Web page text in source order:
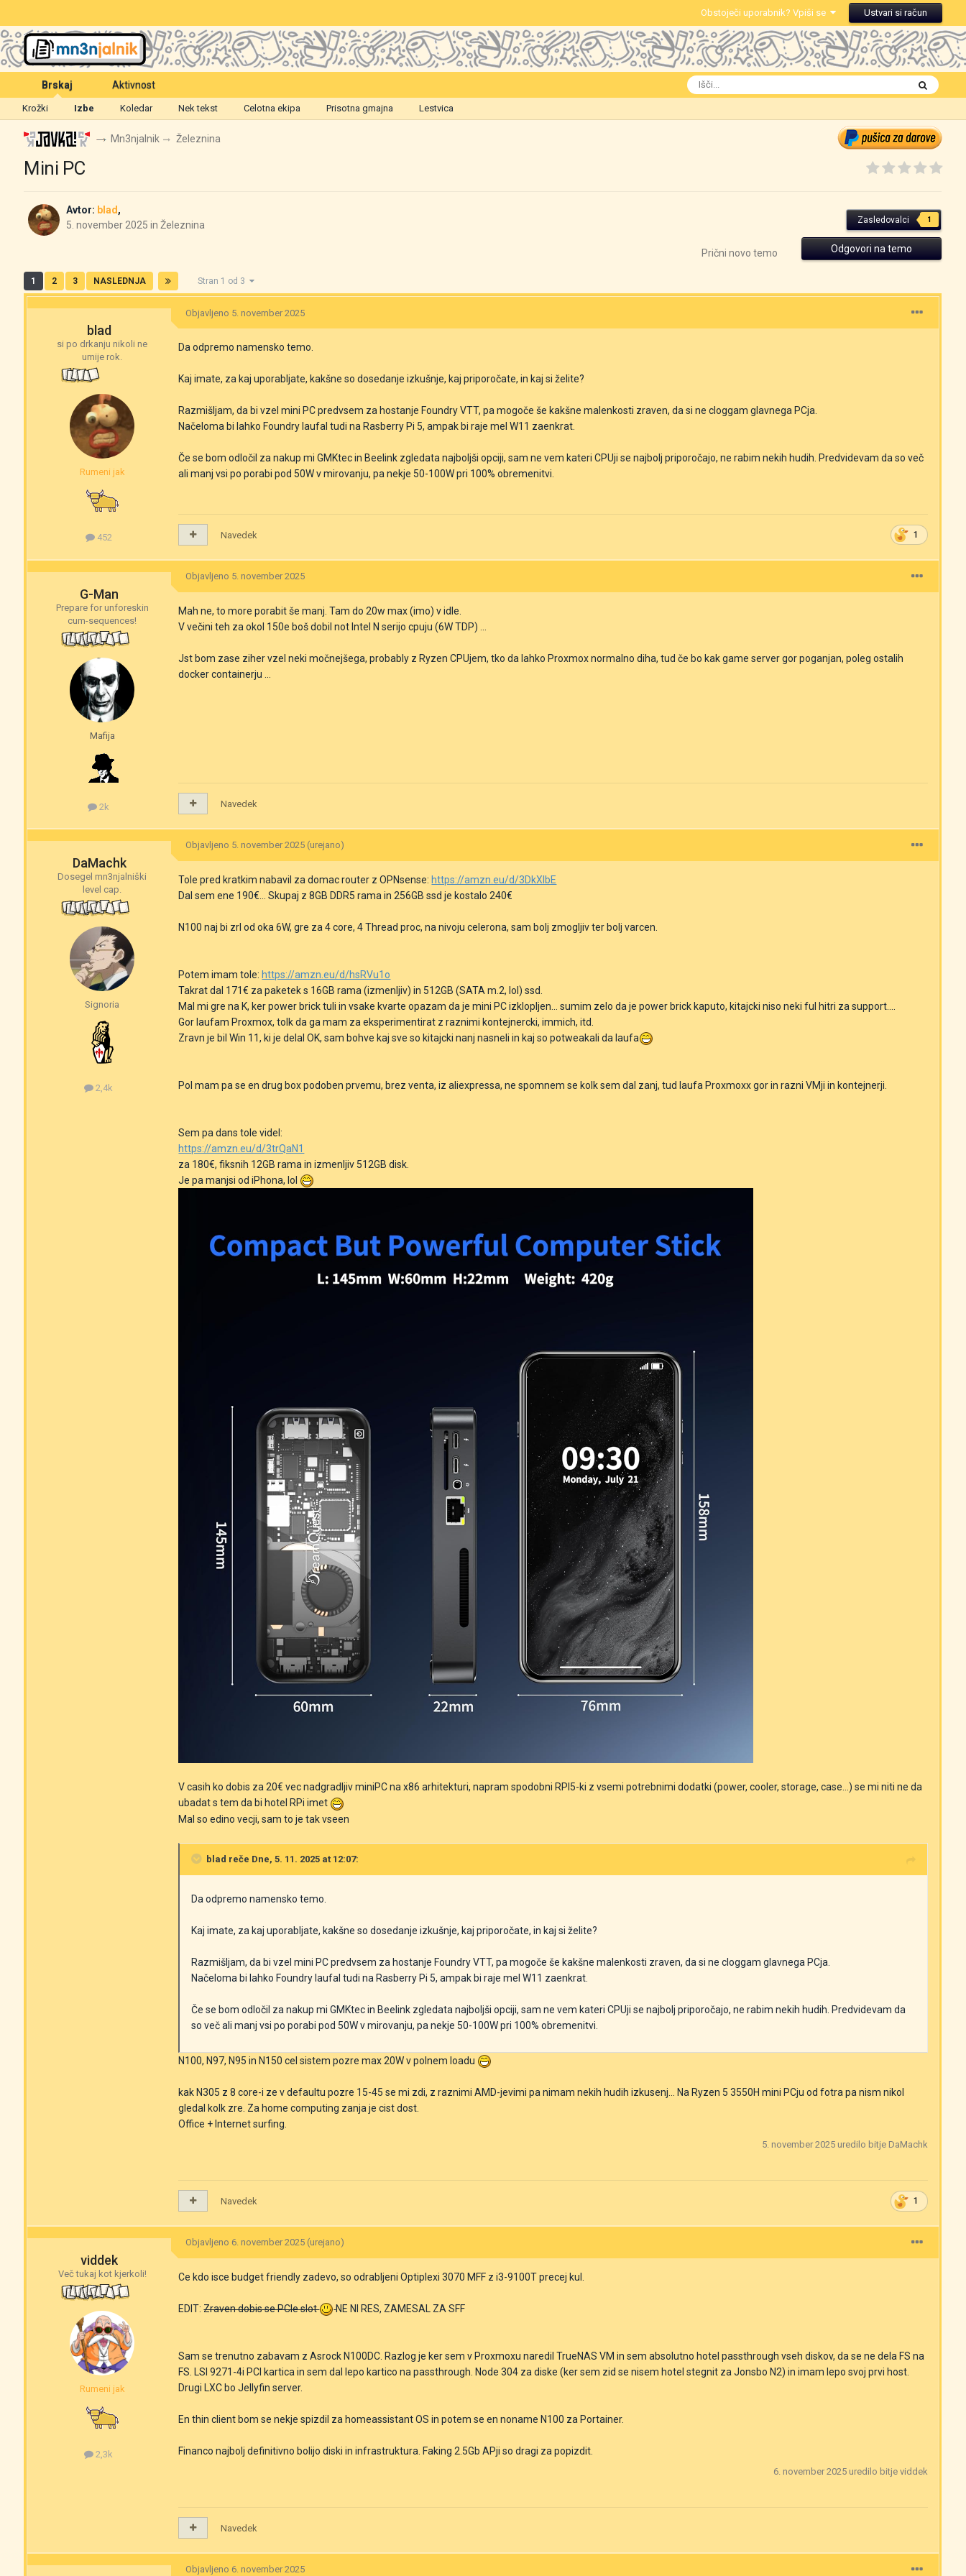
Obstoječi uporabnik? Vpiši se Ustvari si račun
Brskaj
Krožki Izbe Koledar Nek tekst Celotna ekipa Prisotna gmajna Lestvica
Aktivnost
Mn3njalnik Železnina
Mini PC
Avtor: blad,
5. november 2025 inŽeleznina Zasledovalci 1
Odgovori na temo
Prični novo temo
1 2 3 NASLEDNJA Stran 1 od 3
blad
si po drkanju nikoli ne
umije rok.
Rumeni jak
452
Objavljeno 5. november 2025
Da odpremo namensko temo.
Kaj imate, za kaj uporabljate, kakšne so dosedanje izkušnje, kaj priporočate, in kaj si želite?
Razmišljam, da bi vzel mini PC predvsem za hostanje Foundry VTT, pa mogoče še kakšne malenkosti zraven, da si ne cloggam glavnega PCja.
Načeloma bi lahko Foundry laufal tudi na Rasberry Pi 5, ampak bi raje mel W11 zaenkrat.
Če se bom odločil za nakup mi GMKtec in Beelink zgledata najboljši opciji, sam ne vem kateri CPUji se najbolj priporočajo, ne rabim nekih hudih. Predvidevam da so več
ali manj vsi po porabi pod 50W v mirovanju, pa nekje 50-100W pri 100% obremenitvi.
1
Navedek
G-Man
Prepare for unforeskin
cum-sequences!
Mafija
2k
Objavljeno 5. november 2025
Mah ne, to more porabit še manj. Tam do 20w max (imo) v idle.
V večini teh za okol 150e boš dobil not Intel N serijo cpuju (6W TDP) ...
Jst bom zase ziher vzel neki močnejšega, probably z Ryzen CPUjem, tko da lahko Proxmox normalno diha, tud če bo kak game server gor poganjan, poleg ostalih
docker containerju ...
Navedek
DaMachk
Dosegel mn3njalniški
level cap.
Signoria
2,4k
Objavljeno 5. november 2025 (urejano)
Tole pred kratkim nabavil za domac router z OPNsense: https://amzn.eu/d/3DkXlbE
Dal sem ene 190€... Skupaj z 8GB DDR5 rama in 256GB ssd je kostalo 240€
N100 naj bi zrl od oka 6W, gre za 4 core, 4 Thread proc, na nivoju celerona, sam bolj zmogljiv ter bolj varcen.
Potem imam tole: https://amzn.eu/d/hsRVu1o
Takrat dal 171€ za paketek s 16GB rama (izmenljiv) in 512GB (SATA m.2, lol) ssd.
Mal mi gre na K, ker power brick tuli in vsake kvarte opazam da je mini PC izklopljen... sumim zelo da je power brick kaputo, kitajcki niso neki ful hitri za support....
Gor laufam Proxmox, tolk da ga mam za eksperimentirat z raznimi kontejnercki, immich, itd.
Zravn je bil Win 11, ki je delal OK, sam bohve kaj sve so kitajcki nanj nasneli in kaj so potweakali da laufa
Pol mam pa se en drug box podoben prvemu, brez venta, iz aliexpressa, ne spomnem se kolk sem dal zanj, tud laufa Proxmoxx gor in razni VMji in kontejnerji.
Sem pa dans tole videl:
https://amzn.eu/d/3trQaN1
za 180€, fiksnih 12GB rama in izmenljiv 512GB disk.
Je pa manjsi od iPhona, lol
V casih ko dobis za 20€ vec nadgradljiv miniPC na x86 arhitekturi, napram spodobni RPI5-ki z vsemi potrebnimi dodatki (power, cooler, storage, case...) se mi niti ne da
ubadat s tem da bi hotel RPi imet
Mal so edino vecji, sam to je tak vseen
blad reče Dne, 5. 11. 2025 at 12:07:
Da odpremo namensko temo.
Kaj imate, za kaj uporabljate, kakšne so dosedanje izkušnje, kaj priporočate, in kaj si želite?
Razmišljam, da bi vzel mini PC predvsem za hostanje Foundry VTT, pa mogoče še kakšne malenkosti zraven, da si ne cloggam glavnega PCja.
Načeloma bi lahko Foundry laufal tudi na Rasberry Pi 5, ampak bi raje mel W11 zaenkrat.
Če se bom odločil za nakup mi GMKtec in Beelink zgledata najboljši opciji, sam ne vem kateri CPUji se najbolj priporočajo, ne rabim nekih hudih. Predvidevam da
so več ali manj vsi po porabi pod 50W v mirovanju, pa nekje 50-100W pri 100% obremenitvi.
N100, N97, N95 in N150 cel sistem pozre max 20W v polnem loadu
kak N305 z 8 core-i ze v defaultu pozre 15-45 se mi zdi, z raznimi AMD-jevimi pa nimam nekih hudih izkusenj... Na Ryzen 5 3550H mini PCju od fotra pa nism nikol
gledal kolk zre. Za home computing zanja je cist dost.
Office + Internet surfing.
5. november 2025 uredilo bitje DaMachk
1
Navedek
viddek
Več tukaj kot kjerkoli!
Rumeni jak
2,3k
Objavljeno 6. november 2025 (urejano)
Ce kdo isce budget friendly zadevo, so odrabljeni Optiplexi 3070 MFF z i3-9100T precej kul.
EDIT:Zraven dobis se PCIe slot NE NI RES, ZAMESAL ZA SFF
Sam se trenutno zabavam z Asrock N100DC. Razlog je ker sem v Proxmoxu naredil TrueNAS VM in sem absolutno hotel passthrough vseh diskov, da se ne dela FS na
FS. LSI 9271-4i PCI kartica in sem dal lepo kartico na passthrough. Node 304 za diske (ker sem zid se nisem hotel stegnit za Jonsbo N2) in imam lepo svoj prvi host.
Drugi LXC bo Jellyfin server.
En thin client bom se nekje spizdil za homeassistant OS in potem se en noname N100 za Portainer.
Financo najbolj definitivno bolijo diski in infrastruktura. Faking 2.5Gb APji so dragi za popizdit.
6. november 2025 uredilo bitje viddek
Navedek
Objavljeno 6. november 2025